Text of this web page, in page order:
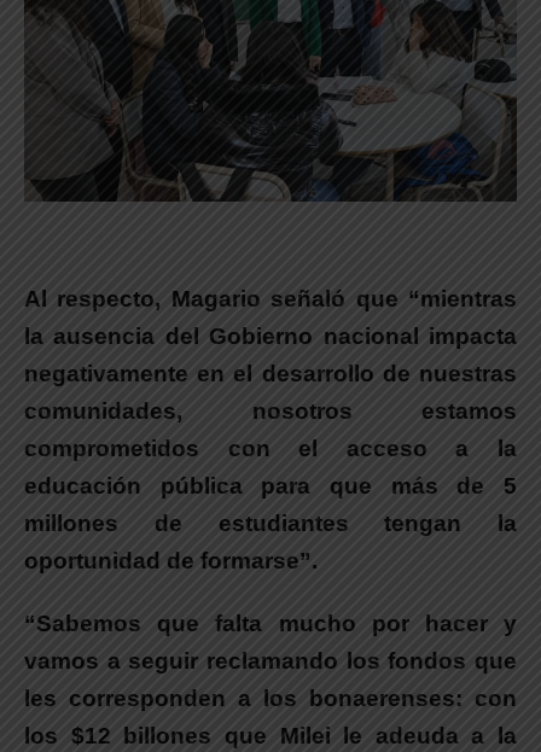
Al respecto, Magario señaló que “mientras
la ausencia del Gobierno nacional impacta
negativamente en el desarrollo de nuestras
comunidades, nosotros estamos
comprometidos con el acceso a la
educación pública para que más de 5
millones de estudiantes tengan la
oportunidad de formarse”.
“Sabemos que falta mucho por hacer y
vamos a seguir reclamando los fondos que
les corresponden a los bonaerenses: con
los $12 billones que Milei le adeuda a la